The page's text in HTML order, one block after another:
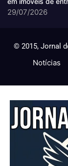
29/07/2026
© 2015, Jornal
Notícias